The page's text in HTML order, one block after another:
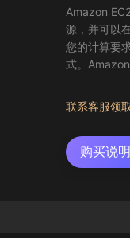
Amazon
源，并可以
您的计算要
式。
联系客服领取
购买说明